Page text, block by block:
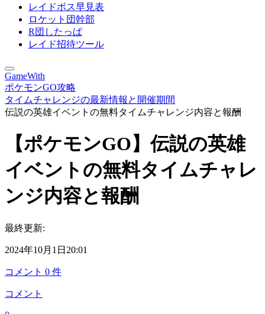
レイドボス早見表
ロケット団幹部
R団したっぱ
レイド招待ツール
GameWith
ポケモンGO攻略
タイムチャレンジの最新情報と開催期間
伝説の英雄イベントの無料タイムチャレンジ内容と報酬
【ポケモンGO】伝説の英雄
イベントの無料タイムチャレ
ンジ内容と報酬
最終更新:
2024年10月1日20:01
コメント 0 件
コメント